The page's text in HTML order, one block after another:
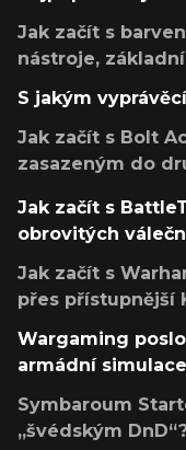
Jak začít s
nástroje,
S jakým
Jak začít s Bolt
zasazeným do
Jak začít s
obrovitých
Jak začít s
přes přístupnější
Wargaming
armádní
Symbaroum
„švédským